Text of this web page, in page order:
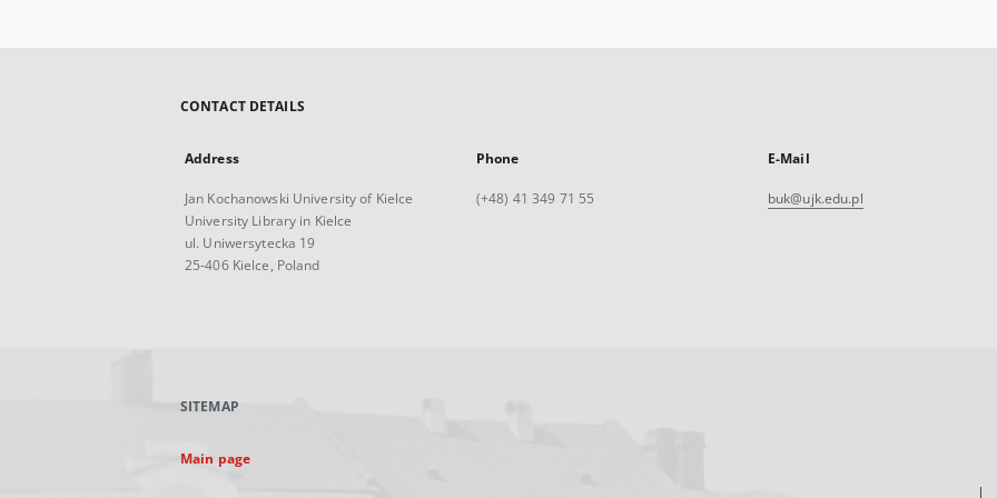
CONTACT DETAILS
Address
Jan Kochanowski University of Kielce
University Library in Kielce
ul. Uniwersytecka 19
25-406 Kielce, Poland
Phone
(+48) 41 349 71 55
E-Mail
buk@ujk.edu.pl
SITEMAP
Main page